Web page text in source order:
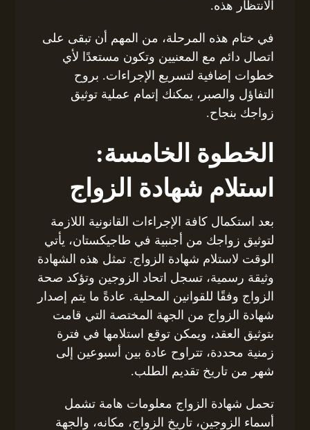
الانتظار هذه.
في ختام هذه المرحلة، من المهم أن تبقى على
اتصال دائم مع المعنيين وتكون مستعدًا لأي
خطوات إضافية لتسريع الإجراءات. بروح
التفاؤل والصبر، يمكنك إتمام عملية توثيق
زواجك بنجاح.
الخطوة الخامسة:
استلام شهادة الزواج
بعد استكمال كافة الإجراءات القانونية اللازمة
لتوثيق زواجك من أجنبية في طاجيكستان، يأتي
الوقت لاستلام شهادة الزواج. تمثل هذه الشهادة
وثيقة رسمية، تسجل اتحاد الزوجين وتؤكد صحة
الزواج وفقًا للقوانين المحلية. عادةً ما يتم إصدار
شهادة الزواج من الجهة المختصة التي قامت
بتوثيق العقد، ويمكن توقع استلامها في فترة
زمنية محددة، تتراوح عادة بين أسبوعين إلى
شهر من تاريخ تقديم الطلب.
تحمل شهادة الزواج معلومات هامة تشمل
أسماء الزوجين، تاريخ الزواج، مكانه، والجهة